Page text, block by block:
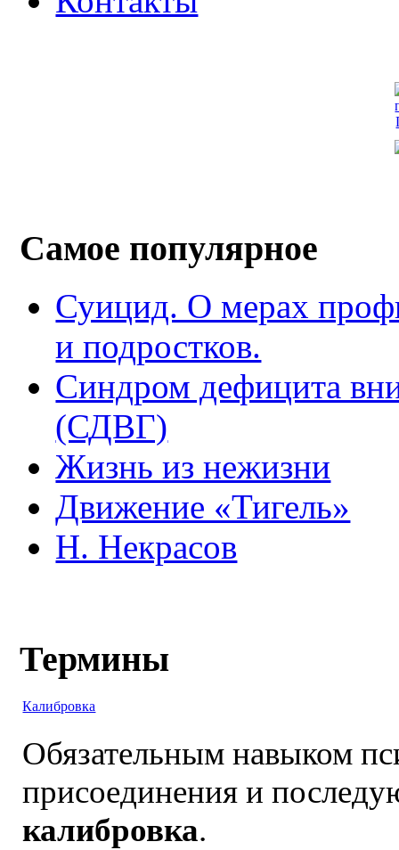
Самое популярное
Суицид. О мерах
и подростков.
Синдром дефицита
(СДВГ)
Жизнь из нежизни
Движение «Тигель»
Н. Некрасов
Термины
Калибровка
Обязательным навыком
присоединения и
калибровка.